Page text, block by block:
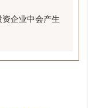
企业中会产生